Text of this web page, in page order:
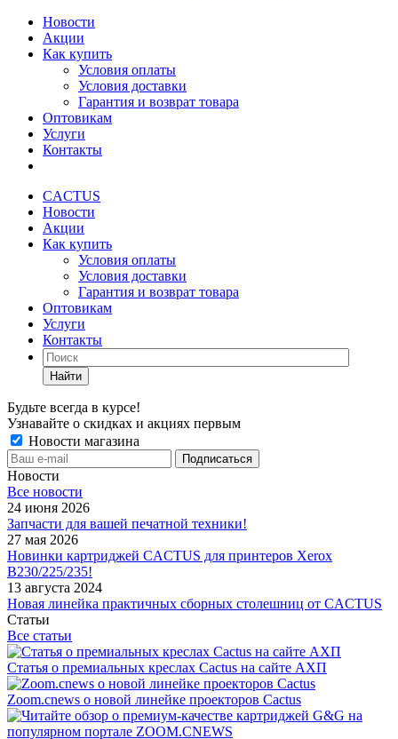
Новости
Акции
Как купить
Условия оплаты
Условия доставки
Гарантия и возврат товара
Оптовикам
Услуги
Контакты
CACTUS
Новости
Акции
Как купить
Условия оплаты
Условия доставки
Гарантия и возврат товара
Оптовикам
Услуги
Контакты
Найти
Будьте всегда в курсе!
Узнавайте о скидках и акциях первым
Новости магазина
Новости
Все новости
24 июня 2026
Запчасти для вашей печатной техники!
27 мая 2026
Новинки картриджей CACTUS для принтеров Xerox
B230/225/235!
13 августа 2024
Новая линейка практичных сборных столешниц от CACTUS
Статьи
Все статьи
Статья о премиальных креслах Cactus на сайте АХП
Zoom.cnews о новой линейке проекторов Cactus